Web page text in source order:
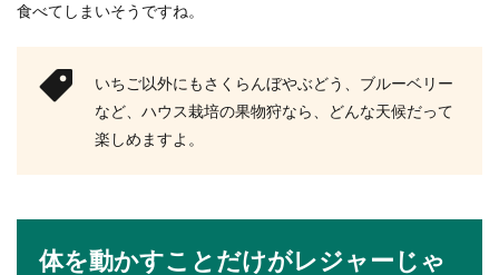
食べてしまいそうですね。
いちご以外にもさくらんぼやぶどう、ブルーベリー
など、ハウス栽培の果物狩なら、どんな天候だって
楽しめますよ。
体を動かすことだけがレジャーじゃ